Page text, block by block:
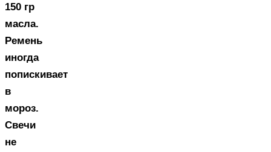
150 гр
масла.
Ремень
иногда
попискивает
в
мороз.
Свечи
не